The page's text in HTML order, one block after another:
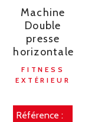
Machine
Double
presse
horizontale
FITNESS
EXTÉRIEUR
Référence :